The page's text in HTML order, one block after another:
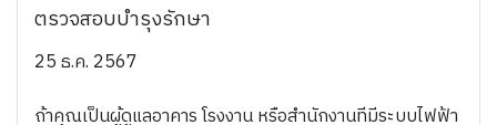
ตรวจสอบบำรุงรักษา
25 ธ.ค. 2567
ถ้าคุณเป็นผู้ดูแลอาคาร โรงงาน หรือสำนักงานที่มีระบบไฟฟ้า